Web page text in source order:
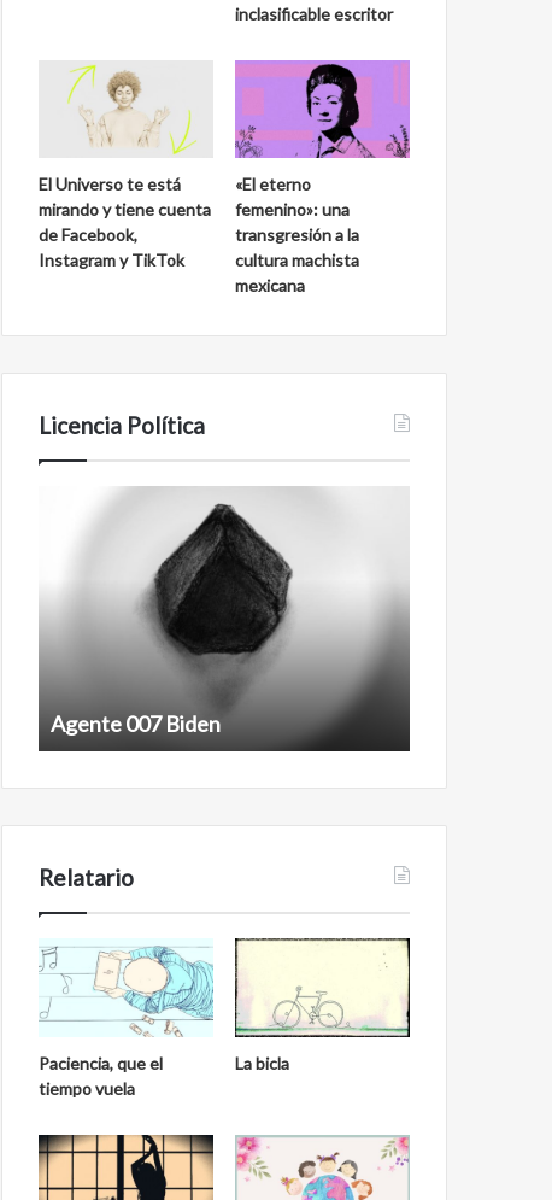
inclasificable escritor
El Universo te está
mirando y tiene cuenta
de Facebook,
Instagram y TikTok
«El eterno
femenino»: una
transgresión a la
cultura machista
mexicana
Licencia Política
Agente 007 Biden
Relatario
Paciencia, que el
tiempo vuela
La bicla